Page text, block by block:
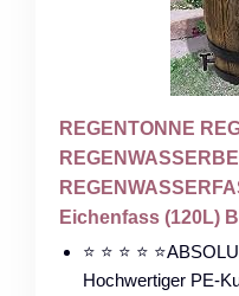
REGENTONNE
Eichenfass (120L)
⭐ ⭐ ⭐ ⭐
Hochwertiger PE-